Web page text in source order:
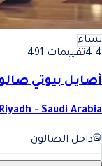
نساء
4.4تقييمات 491
أصايل بيوتي
- Saudi Arabia
داخل الصالون